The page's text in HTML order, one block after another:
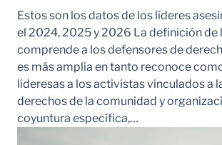
Estos son los datos de los líderes
el 2024, 2025 y 2026 La definición de
comprende a los defensores de
es más amplia en tanto reconoce
lideresas a los activistas vinculados a
derechos de la comunidad y
coyuntura específica,…